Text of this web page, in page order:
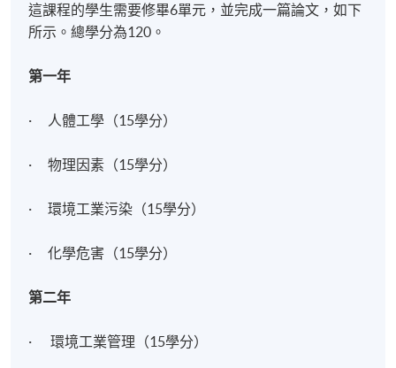
這課程的學生需要修畢6單元，並完成一篇論文，如下
所示。總學分為120。
第一年
· 人體工學（15學分）
· 物理因素（15學分）
· 環境工業污染（15學分）
· 化學危害（15學分）
第二年
· 環境工業管理（15學分）